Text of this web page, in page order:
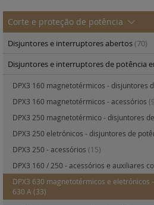
Corte e proteção de potência
Disjuntores e interruptores abertos(70)
Disjuntores e interruptores de potência
DPX3 160 magnetotérmicos - disjuntores
DPX3 160 magnetotérmicos - acessórios
DPX3 250 magnetotérmico - disjuntores
DPX3 250 eletrónicos - disjuntores de
DPX3 250 - acessórios (15)
DPX3 160 / 250 - acessórios e auxiliares
DPX3 630 magnetotérmicos e eletrónicos
630 A (33)